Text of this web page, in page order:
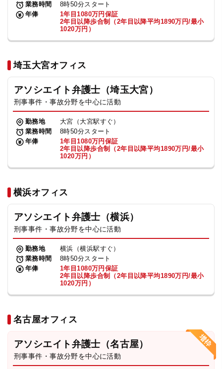
業務時間
8時50分スタート
年俸
1年目1080万円保証
2年目以降歩合制（2年目以降平均1890万円/最小
1020万円）
埼玉大宮オフィス
アソシエイト弁護士（埼玉大宮）
刑事事件・事故分野を中心に活動
勤務地
大宮（大宮駅すぐ）
業務時間
8時50分スタート
年俸
1年目1080万円保証
2年目以降歩合制（2年目以降平均1890万円/最小
1020万円）
横浜オフィス
アソシエイト弁護士（横浜）
刑事事件・事故分野を中心に活動
勤務地
横浜（横浜駅すぐ）
業務時間
8時50分スタート
年俸
1年目1080万円保証
2年目以降歩合制（2年目以降平均1890万円/最小
1020万円）
名古屋オフィス
アソシエイト弁護士（名古屋）
刑事事件・事故分野を中心に活動